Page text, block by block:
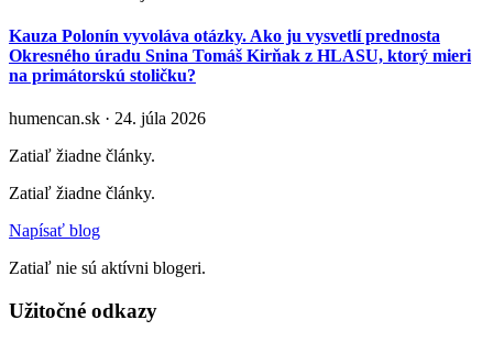
Kauza Polonín vyvoláva otázky. Ako ju vysvetlí prednosta
Okresného úradu Snina Tomáš Kirňak z HLASU, ktorý mieri
na primátorskú stoličku?
humencan.sk · 24. júla 2026
Zatiaľ žiadne články.
Zatiaľ žiadne články.
Napísať blog
Zatiaľ nie sú aktívni blogeri.
Užitočné odkazy